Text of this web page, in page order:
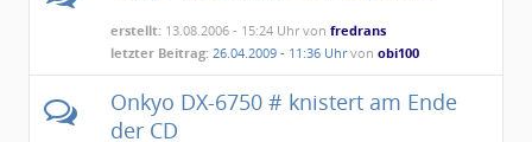
erstellt: 13.08.2006 - 15:24 Uhr vonfredrans
letzter Beitrag: 26.04.2009 - 11:36 Uhrvonobi100
Onkyo DX-6750 # knistert am Ende
der CD